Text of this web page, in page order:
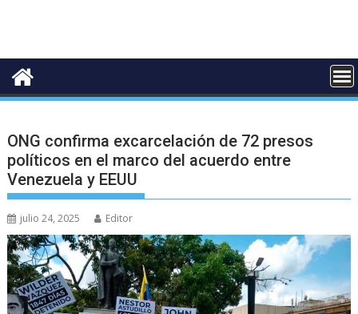
ONG confirma excarcelación de 72 presos
políticos en el marco del acuerdo entre
Venezuela y EEUU
julio 24, 2025 Editor